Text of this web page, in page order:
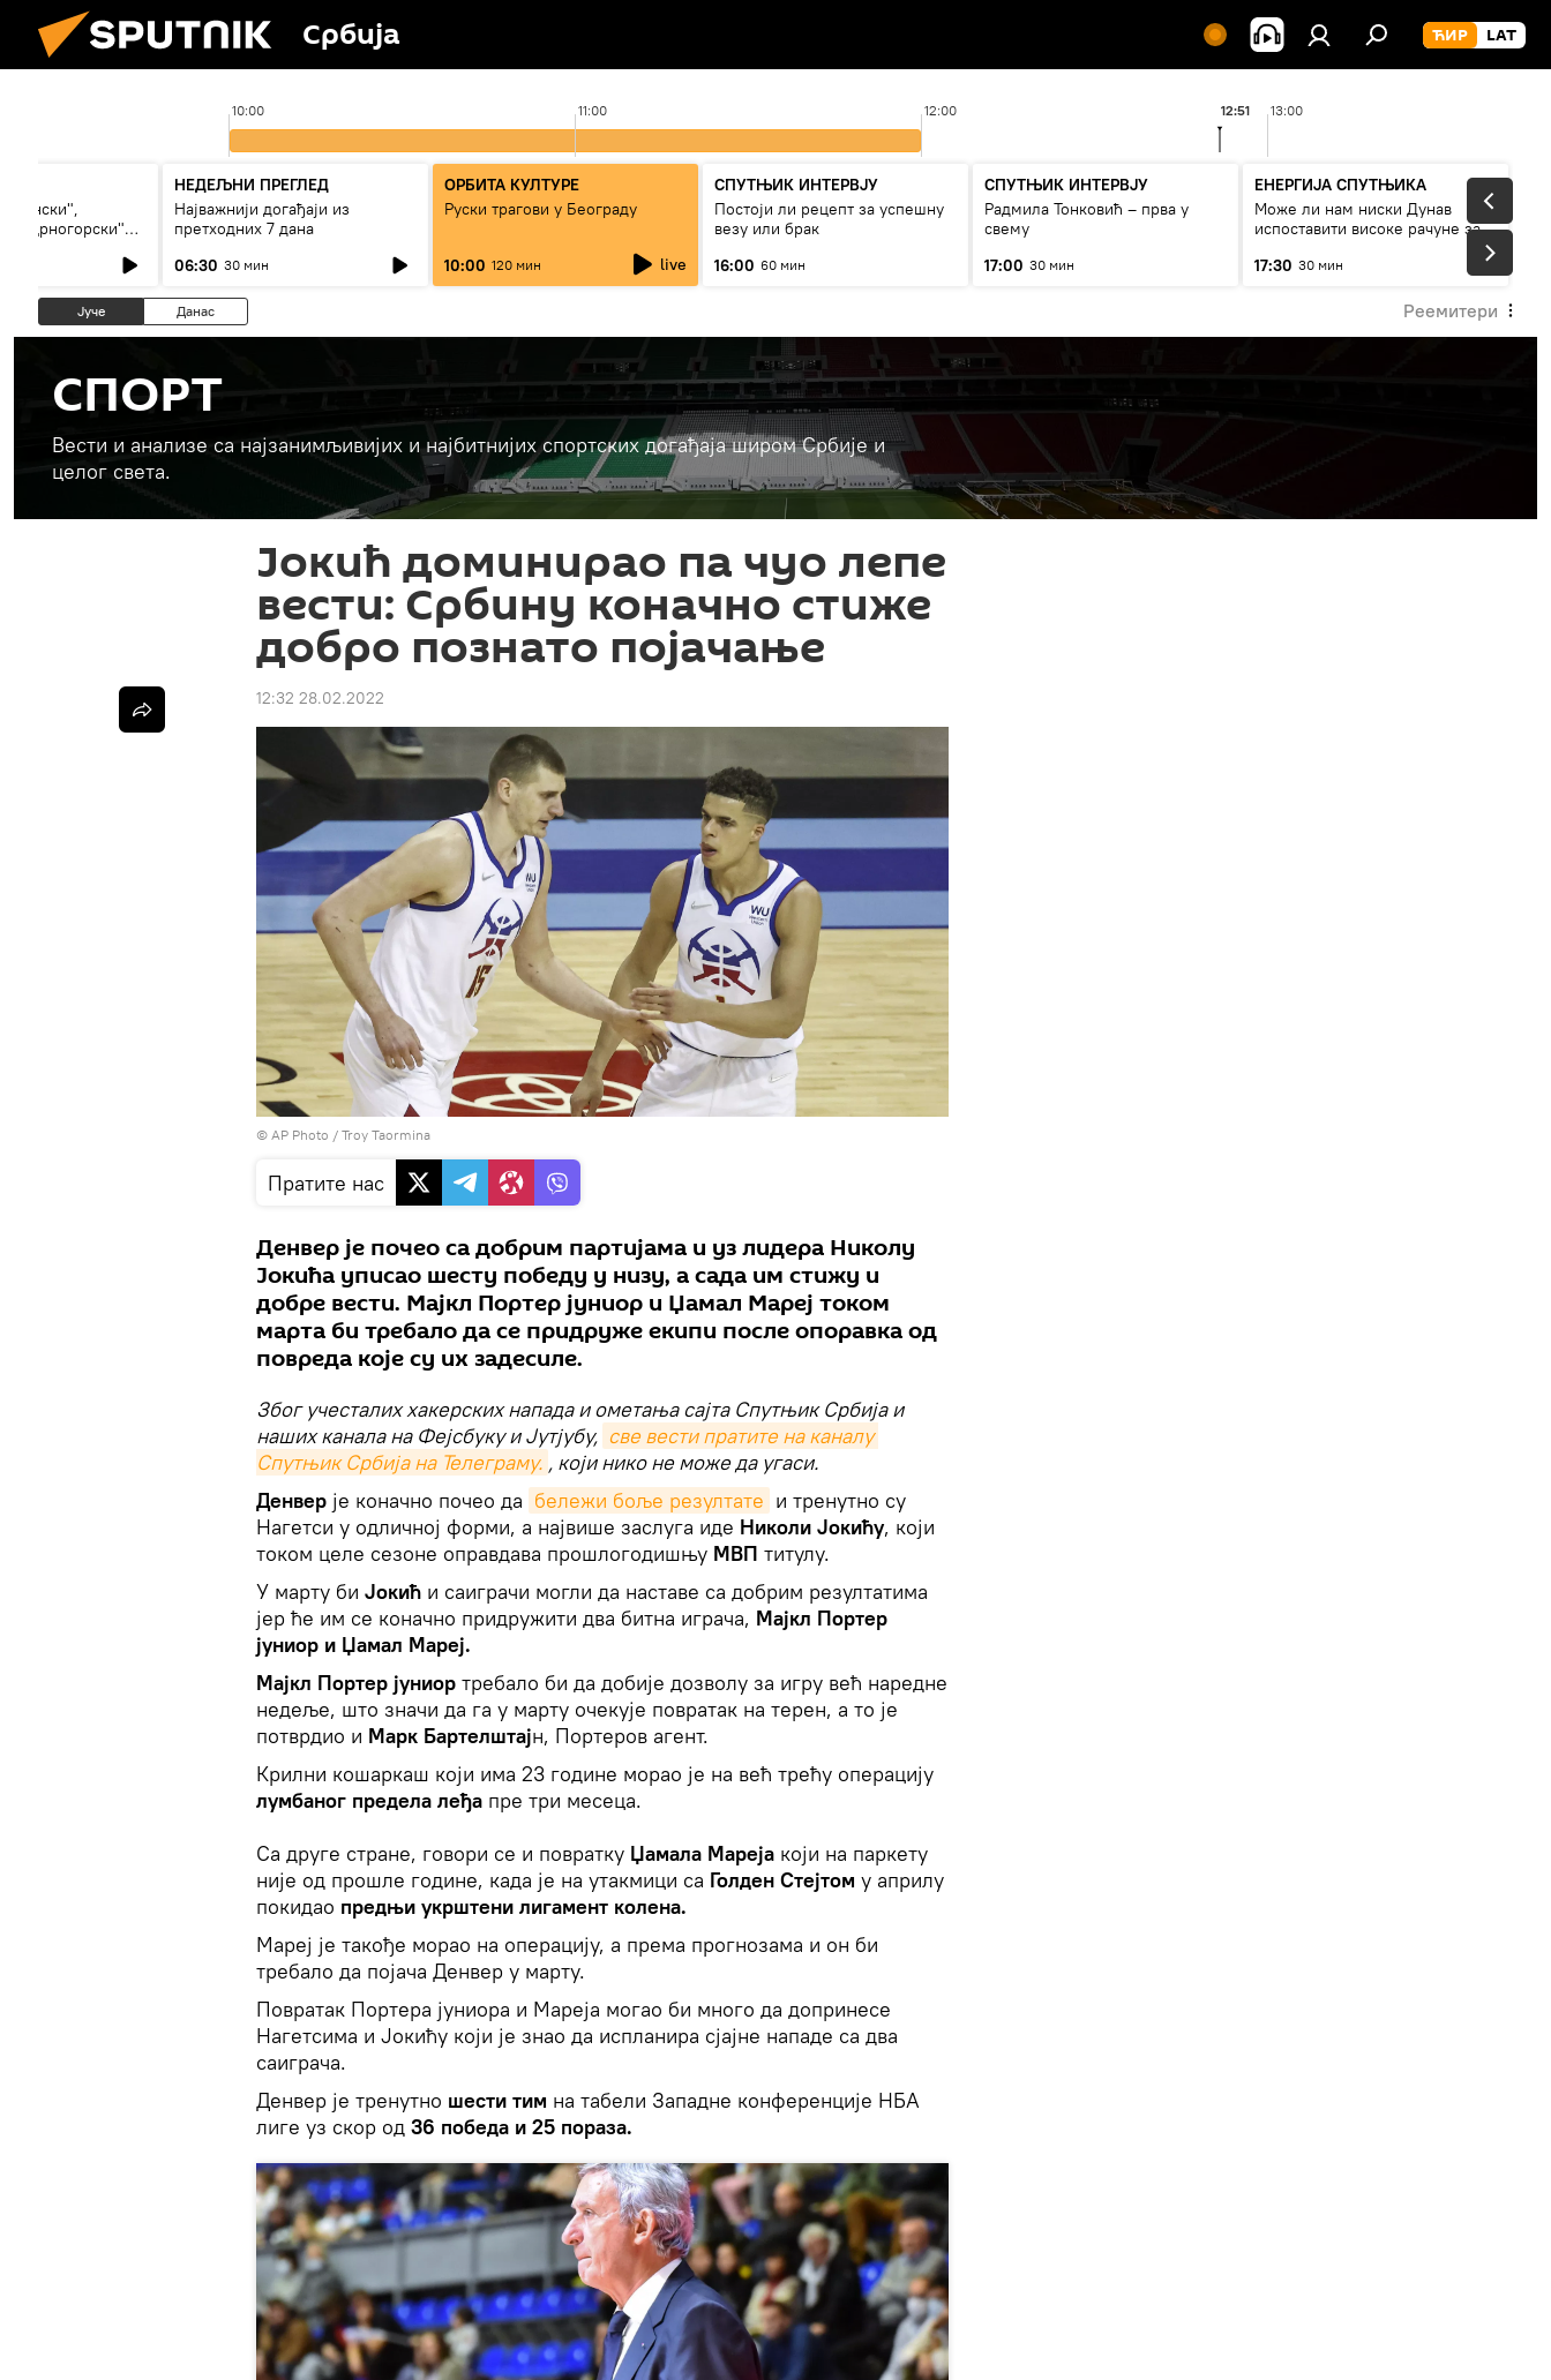
Србија
10:00 11:00 12:00 13:00
12:51
„црногорски"
НЕДЕЉНИ ПРЕГЛЕД
Најважнији догађаји из
претходних 7 дана
06:30 30 мин
ОРБИТА КУЛТУРЕ
Руски трагови у Београду
10:00 120 мин live
СПУТЊИК ИНТЕРВЈУ
Постоји ли рецепт за успешну
везу или брак
16:00 60 мин
СПУТЊИК ИНТЕРВЈУ
Радмила Тонковић – прва у
свему
17:00 30 мин
ЕНЕРГИЈА СПУТЊИКА
Може ли нам ниски Дунав
испоставити високе рачуне за
17:30 30 мин
Јуче Данас Реемитери
СПОРТ
Вести и анализе са најзанимљивијих и најбитнијих спортских догађаја широм Србије и
целог света.
Јокић доминирао па чуо лепе
вести: Србину коначно стиже
добро познато појачање
12:32 28.02.2022
© AP Photo / Troy Taormina
Пратите нас
Денвер је почео са добрим партијама и уз лидера Николу
Јокића уписао шесту победу у низу, а сада им стижу и
добре вести. Мајкл Портер јуниор и Џамал Мареј током
марта би требало да се придруже екипи после опоравка од
повреда које су их задесиле.
Због учесталих хакерских напада и ометања сајта Спутњик Србија и
наших канала на Фејсбуку и Јутјубу, све вести пратите на каналу
Спутњик Србија на Телеграму. , који нико не може да угаси.
Денвер је коначно почео да бележи боље резултате и тренутно су
Нагетси у одличној форми, а највише заслуга иде Николи Јокићу, који
током целе сезоне оправдава прошлогодишњу МВП титулу.
У марту би Јокић и саиграчи могли да наставе са добрим резултатима
јер ће им се коначно придружити два битна играча, Мајкл Портер
јуниор и Џамал Мареј.
Мајкл Портер јуниор требало би да добије дозволу за игру већ наредне
недеље, што значи да га у марту очекује повратак на терен, а то је
потврдио и Марк Бартелштајн, Портеров агент.
Крилни кошаркаш који има 23 године морао је на већ трећу операцију
лумбаног предела леђа пре три месеца.
Са друге стране, говори се и повратку Џамала Мареја који на паркету
није од прошле године, када је на утакмици са Голден Стејтом у априлу
покидао предњи укрштени лигамент колена.
Мареј је такође морао на операцију, а према прогнозама и он би
требало да појача Денвер у марту.
Повратак Портера јуниора и Мареја могао би много да допринесе
Нагетсима и Јокићу који је знао да испланира сјајне нападе са два
саиграча.
Денвер је тренутно шести тим на табели Западне конференције НБА
лиге уз скор од 36 победа и 25 пораза.